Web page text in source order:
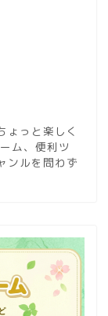
ょっと楽しく
ム、便利ツ
ンルを問わず